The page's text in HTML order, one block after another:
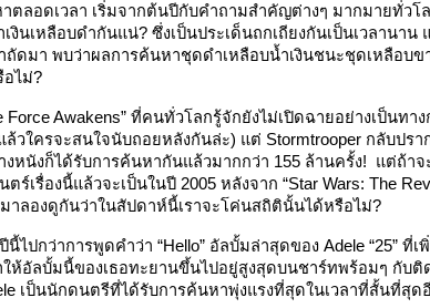
ตลอดเวลา เริ่มจากต้นปีกับคำถามสำคัญต่างๆ มากมายทั่วโ
งินเหลือบดำกันแน่? ซึ่งเป็นประเด็นถกเถียงกันเป็นเวลานาน
ถัดมา พบว่าผลการค้นหาชุดดำเหลือบน้ำเงินชนะชุดเหลือบข
อไม่?
Awakens” ที่คนทั่วโลกรู้จักยังไม่เปิดฉายอย่างเป็นทา
วใครจะสนใจนับถอยหลังกันล่ะ) แต่ Stormtrooper กลับปร
งหนังก็ได้รับการค้นหากันแล้วมากกว่า 155 ล้านครั้ง!  แต่ถ้า
เรื่องนี้แล้วจะเป็นในปี 2005 หลังจาก “Star Wars: The
าลองดูกันว่าในสัปดาห์นี้เราจะโค่นสถิตินั้นได้หรือไม่?
ไปกว่าการพูดคำว่า “Hello” อัลบั้มล่าสุดของ Adele “25” ที่เ
ห้อัลบั้มนี้ของเธอทะยานขึ้นไปอยู่สูงสุดบนชาร์ทพร้อมๆ กับ
เป็นนักดนตรีที่ได้รับการค้นหาพุ่งแรงที่สุดในเวลาที่สั้นที่สุด